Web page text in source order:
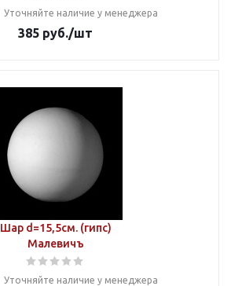
Уточняйте наличие у менеджера
385 руб./шт
Шар d=15,5см. (гипс)
Малевичъ
Уточняйте наличие у менеджера